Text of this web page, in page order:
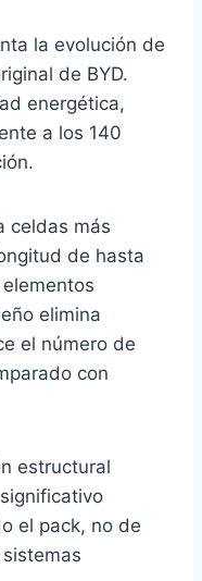
la evolución de
de BYD.
energética,
a los 140
celdas más
de hasta
elimina
el número de
con
estructural
el pack, no de